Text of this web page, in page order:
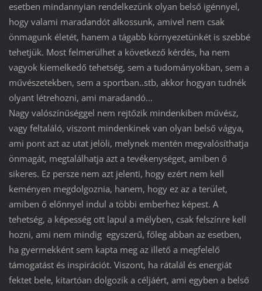
esetben mindannyian rendelkezünk olyan belső igénnyel,
hogy valami maradandót alkossunk, amivel nem csak
önmagunk életét, hanem a tágabb környezetünkét is szebbé
tehetjük. Most felmerülhet a következő kérdés, ha nem
vagyok kiemelkedő tehetség, sem a tudományokban, sem a
művészetekben, sem a sportban..stb, akkor hogyan tudnék
olyant létrehozni, ami maradandó...
Nagy valószínűséggel nem rejtőzik mindenkiben művész,
vagy feltaláló, viszont mindenkinek van olyan belső vágya,
ami pont azt az utat jelöli, melynek mentén megvalósíthatja
önmagát, megtalálhatja azt a tevékenységet, amiben ő
sikeres. Ez persze nem azt jelenti, hogy ezért nem kell
keményen megdolgoznia, hanem, hogy ez az a terület,
amiben ő előnnyel indul a többi emberhez képest. A
tehetség, a képesség ott lapul a mélyben, csak felszínre kell
hozni, ami nem mindig egyszerű, főleg abban az esetben,
ha gyermekként sem kapta meg az illető a megfelelő
támogatást és inspirációt. Viszont, ha rátalál és energiát
fektet bele, kitartóan dolgozik a céljáért, ami egyben a belső